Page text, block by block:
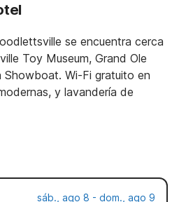
se encuentra cerca
Toy Museum, Grand Ole
Showboat. Wi-Fi gratuito en
y lavandería de
sáb., ago 8 - dom., ago 9